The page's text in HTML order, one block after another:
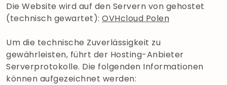
Die Website wird auf den Servern von gehostet
(technisch gewartet): OVHcloud Polen
Um die technische Zuverlässigkeit zu
gewährleisten, führt der Hosting-Anbieter
Serverprotokolle. Die folgenden Informationen
können aufgezeichnet werden: